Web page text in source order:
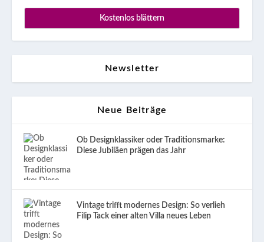
Kostenlos blättern
Newsletter
Neue Beiträge
Ob Designklassiker oder Traditionsmarke:
Diese Jubiläen prägen das Jahr
Vintage trifft modernes Design: So verlieh
Filip Tack einer alten Villa neues Leben